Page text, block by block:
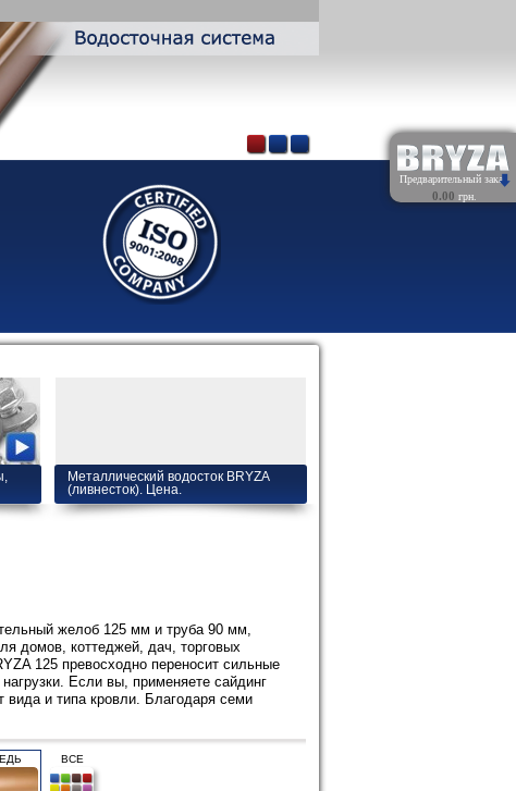
Металлический водосток BRYZA
(ливнесток). Цена.
желоб 125 мм и труба 90 мм,
домов, коттеджей, дач, торговых
125 превосходно переносит сильные
Если вы, применяете сайдинг
вида и типа кровли. Благодаря семи
ВСЕ
Предварительный заказ
0.00 грн.